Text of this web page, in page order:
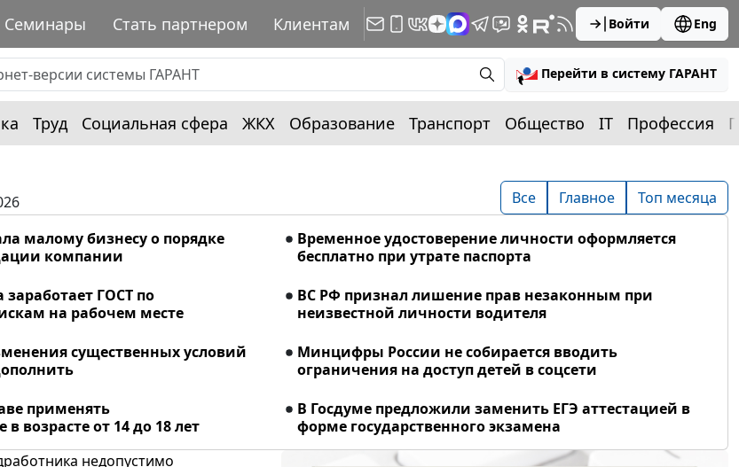
Семинары Стать партнером Клиентам Войти Eng
Перейти в систему ГАРАНТ
Труд Социальная сфера ЖКХ Образование Транспорт Общество IT Профессия
Все Главное Топ месяца
малому бизнесу о порядке
компании
Временное удостоверение личности оформляется
бесплатно при утрате паспорта
заработает ГОСТ по
на рабочем месте
ВС РФ признал лишение прав незаконным при
неизвестной личности водителя
существенных условий
Минцифры России не собирается вводить
ограничения на доступ детей в соцсети
применять
возрасте от 14 до 18 лет
В Госдуме предложили заменить ЕГЭ аттестацией в
форме государственного экзамена
недопустимо